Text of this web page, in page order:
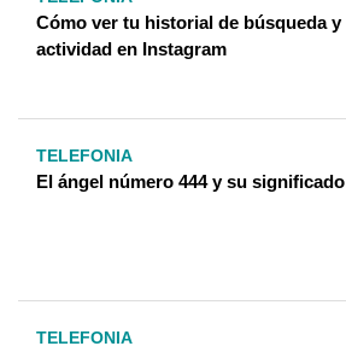
Cómo ver tu historial de búsqueda y
actividad en Instagram
TELEFONIA
El ángel número 444 y su significado
TELEFONIA